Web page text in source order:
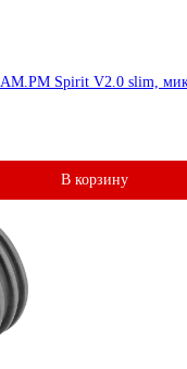
AM.PM Spirit V2.0 slim,
В корзину